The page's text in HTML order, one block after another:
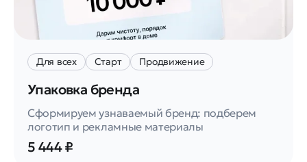
Для всех Старт Продвижение
Упаковка бренда
Сформируем узнаваемый бренд: подберем
логотип и рекламные материалы
5 444 ₽